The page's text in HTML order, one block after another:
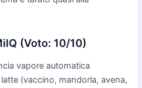
(Voto: 10/10)
vapore automatica
(vaccino, mandorla, avena,